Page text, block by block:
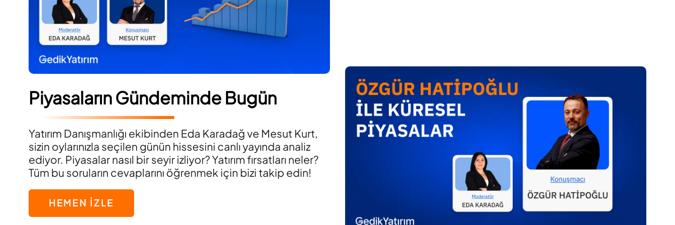
Piyasaların Gündeminde Bugün
Yatırım Danışmanlığı ekibinden Eda Karadağ ve Mesut Kurt,
sizin oylarınızla seçilen günün hissesini canlı yayında analiz
ediyor. Piyasalar nasıl bir seyir izliyor? Yatırım fırsatları neler?
Tüm bu soruların cevaplarını öğrenmek için bizi takip edin!
HEMEN İZLE